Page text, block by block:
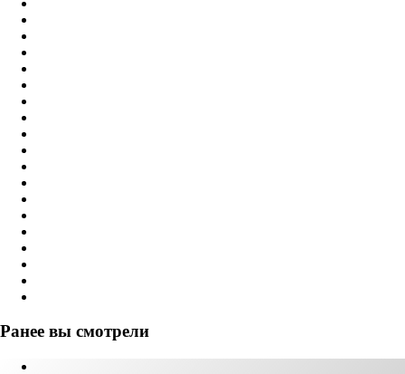
Ранее вы смотрели